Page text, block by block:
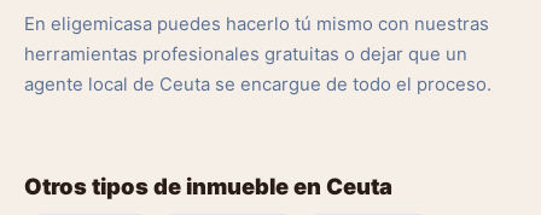
En eligemicasa puedes hacerlo tú mismo con nuestras
herramientas profesionales gratuitas o dejar que un
agente local de Ceuta se encargue de todo el proceso.
Otros tipos de inmueble en Ceuta